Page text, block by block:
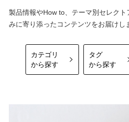
製品情報やHow to、テーマ別セレク
みに寄り添ったコンテンツをお届けし
カテゴリ
から探す
タグ
から探す